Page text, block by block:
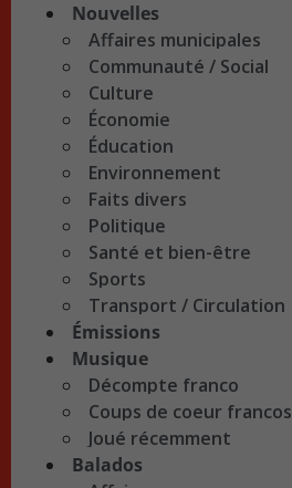
Nouvelles
Affaires municipales
Communauté / Social
Culture
Économie
Éducation
Environnement
Faits divers
Politique
Santé et bien-être
Sports
Transport / Circulation
Émissions
Musique
Décompte franco
Coups de coeur francos
Joué récemment
Balados